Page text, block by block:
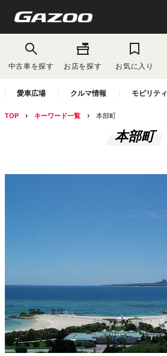
中古車を探す お店を探す お気に入り
愛車広場 クルマ情報 モビリティ
TOP キーワード一覧 本部町
本部町